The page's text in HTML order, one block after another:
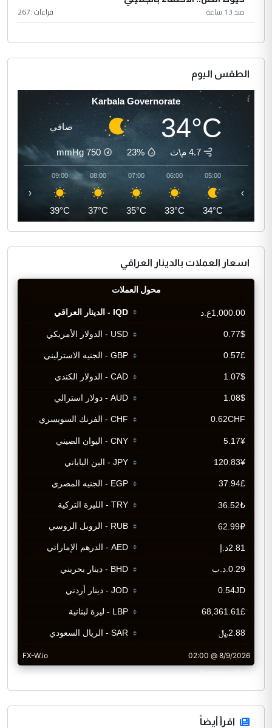
منذ 13 ساعة قراءات :267
الطقس اليوم
Karbala Governorate
34°C صافي
4.7 م\ث 23%
750
mmHg
05:00
34°C
06:00
33°C
07:00
35°C
08:00
37°C
09:00
39°C
‹ ›
اسعار العملات بالدينار العراقي
CurrencyRate
اقرأ أيضاً